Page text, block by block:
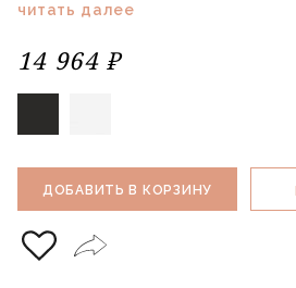
читать далее
14 964 ₽
ДОБАВИТЬ В КОРЗИНУ